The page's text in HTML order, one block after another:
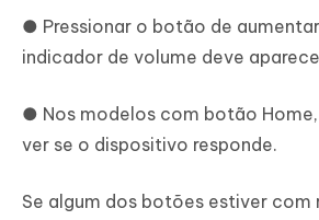
● Pressionar o botão de
indicador de volume deve
● Nos modelos com botão Home,
ver se o dispositivo responde.
Se algum dos botões estiver com